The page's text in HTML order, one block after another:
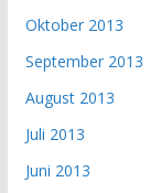
Oktober 2013
September 2013
August 2013
Juli 2013
Juni 2013